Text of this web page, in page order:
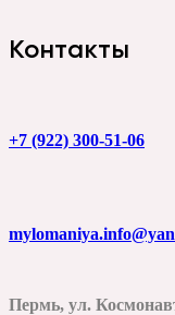
Контакты
+7 (922) 300-51-06
Пермь, ул.